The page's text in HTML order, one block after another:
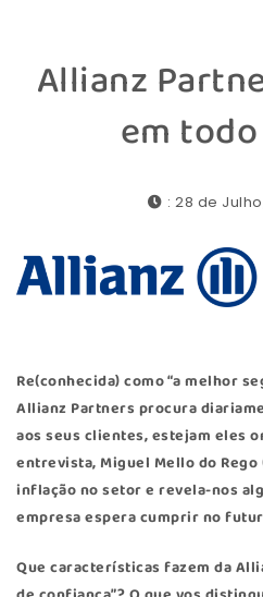
Allianz
em
: 28 de
Re(conhecida) como “a melhor
Allianz Partners procura
aos seus clientes, estejam eles
entrevista, Miguel Mello do Rego
inflação no setor e revela-nos
empresa espera cumprir no
Que características fazem da